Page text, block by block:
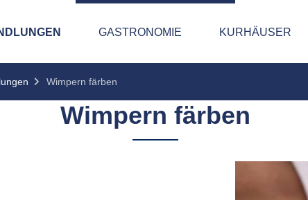
GASTRONOMIE KURHÄUSER
Wimpern färben
Wimpern färben